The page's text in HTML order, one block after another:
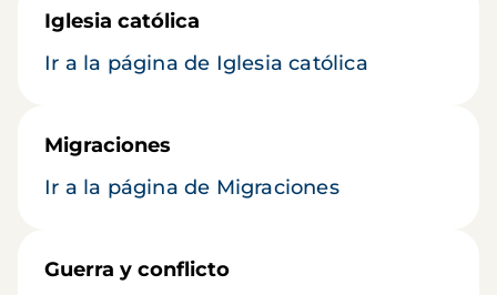
Iglesia católica
Ir a la página de Iglesia católica
Migraciones
Ir a la página de Migraciones
Guerra y conflicto